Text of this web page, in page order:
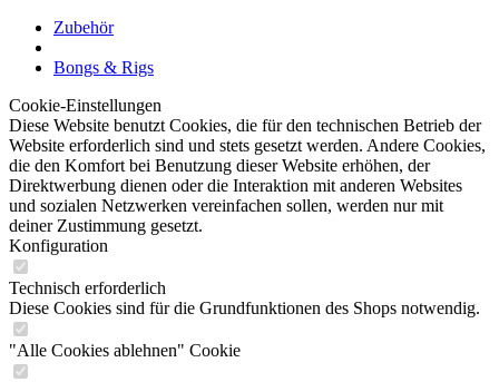
Zubehör
Bongs & Rigs
Cookie-Einstellungen
Diese Website benutzt Cookies, die für den technischen Betrieb der
Website erforderlich sind und stets gesetzt werden. Andere Cookies,
die den Komfort bei Benutzung dieser Website erhöhen, der
Direktwerbung dienen oder die Interaktion mit anderen Websites
und sozialen Netzwerken vereinfachen sollen, werden nur mit
deiner Zustimmung gesetzt.
Konfiguration
Technisch erforderlich
Diese Cookies sind für die Grundfunktionen des Shops notwendig.
"Alle Cookies ablehnen" Cookie